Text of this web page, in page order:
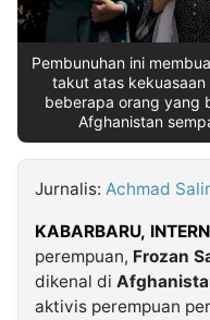
Follow
Kabarbaru
Pembunuhan ini
takut atas
beberapa orang yang
Afghanistan
Jurnalis: Achmad
KABARBARU,
perempuan, Frozan
dikenal di
aktivis perempuan